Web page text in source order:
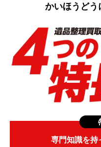
かいほうど
専門知識を持